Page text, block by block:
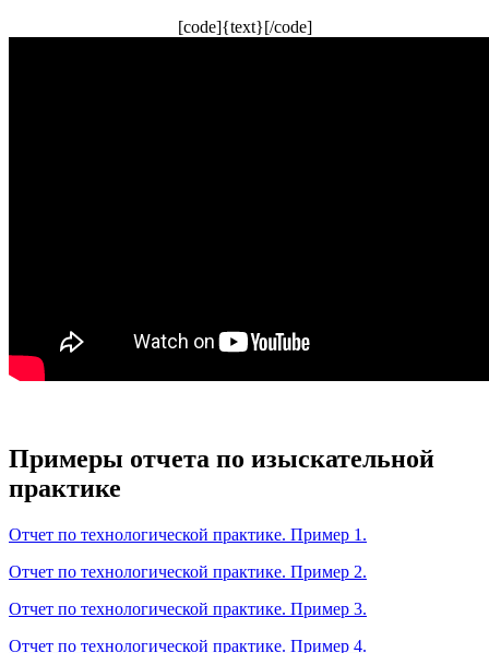
[code]{text}[/code]
Примеры отчета по изыскательной
практике
Отчет по технологической практике. Пример 1.
Отчет по технологической практике. Пример 2.
Отчет по технологической практике. Пример 3.
Отчет по технологической практике. Пример 4.